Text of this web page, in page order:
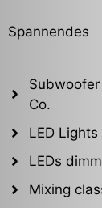
Spannendes
Co.
LED
LEDs
Mixing